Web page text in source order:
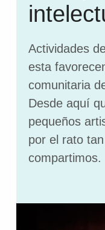
Actividades
esta
comunitaria
Desde aquí
pequeños
por el rato
compartimos.